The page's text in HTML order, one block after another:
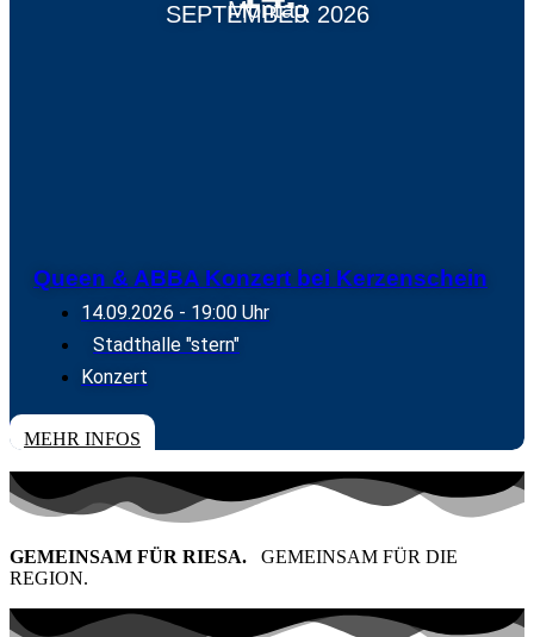
SEPTEMBER 2026
Montag
Queen & ABBA Konzert bei Kerzenschein
14.09.2026 - 19:00 Uhr
Stadthalle "stern"
Konzert
TICKETS
MEHR INFOS
GEMEINSAM FÜR RIESA. GEMEINSAM FÜR DIE
REGION.